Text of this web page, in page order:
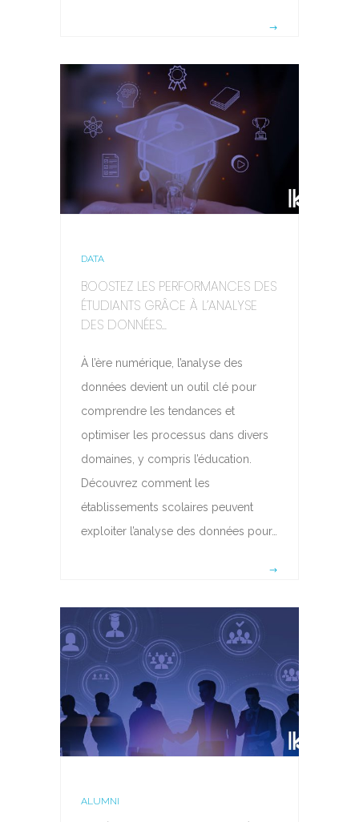
DATA
BOOSTEZ LES PERFORMANCES DES
ÉTUDIANTS GRÂCE À L’ANALYSE
DES DONNÉES...
À l’ère numérique, l’analyse des
données devient un outil clé pour
comprendre les tendances et
optimiser les processus dans divers
domaines, y compris l’éducation.
Découvrez comment les
établissements scolaires peuvent
exploiter l’analyse des données pour…
ALUMNI